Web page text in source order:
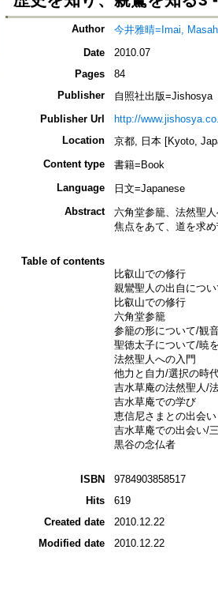
Author
今井雅晴=Imai,
Date
2010.07
Pages
84
Publisher
自照社出版=Jishosya
Publisher Url
http://
Location
京都, 日本 [Kyoto,
Content type
書籍=Book
Language
日文=Japanese
Abstract
六角堂参籠、法然聖
焦点をあて、道を求
Table of contents
比叡山での修行
親鸞聖人の出自につ
比叡山での修行
六角堂参籠
参籠の形について/観
聖徳太子について/暁
法然聖人への入門
他力と自力/選択の時
吉水草庵の法然聖人/
吉水草庵での学び
恵信尼さまとの出会い
吉水草庵での出会い/
黒谷の念仏者
ISBN
9784903858517
Hits
619
Created date
2010.12.22
Modified date
2010.12.22